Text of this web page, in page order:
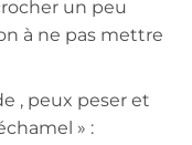
un peu
à ne pas mettre
, peux peser et
» :